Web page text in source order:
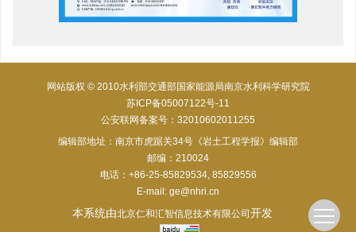
网站版权 © 2010水利部交通部国家能源局南京水利科学研究院
苏ICP备05007122号-11
公安联网备案号：32010602011255
编辑部地址：南京市虎踞关34号《岩土工程学报》编辑部
邮编：210024
电话：+86-25-85829534, 85829556
E-mail: ge@nhri.cn
本系统由北京仁和汇智信息技术有限公司 开发